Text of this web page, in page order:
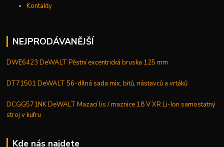
Kontakty
NEJPRODÁVANĚJŠÍ
DWE6423 DeWALT Pěstní excentrická bruska 125 mm
DT71501 DeWALT 56-dílná sada mix, bitů, nástavců a vrtáků
DCGG571NK DeWALT Mazací lis / maznice 18 V XR Li-Ion samostatný
stroj v kufru
Kde nás najdete